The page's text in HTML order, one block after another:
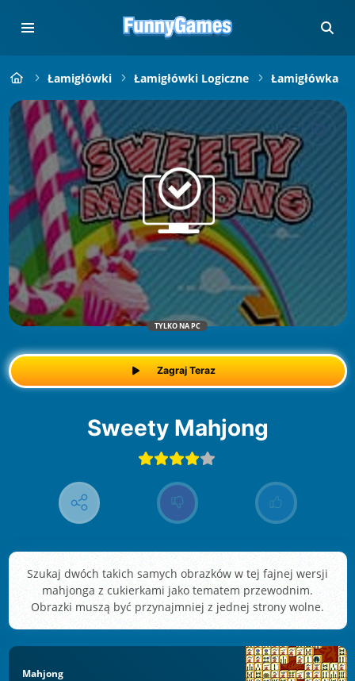
Łamigłówki Łamigłówki Logiczne Łamigłówka
TYLKO NA PC
Zagraj Teraz
Sweety Mahjong
Szukaj dwóch takich samych obrazków w tej fajnej wersji
mahjonga z cukierkami jako tematem przewodnim.
Obrazki muszą być przynajmniej z jednej strony wolne.
Mahjong